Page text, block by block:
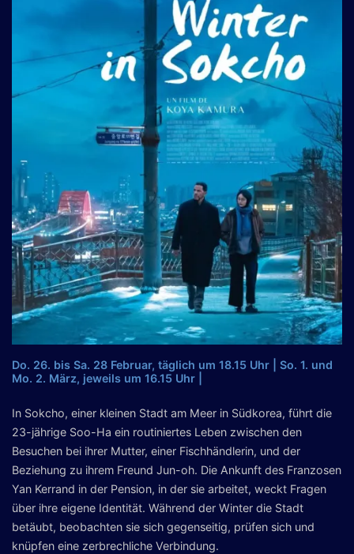
Do. 26. bis Sa. 28 Februar, täglich um 18.15 Uhr | So. 1. und
Mo. 2. März, jeweils um 16.15 Uhr |
In Sokcho, einer kleinen Stadt am Meer in Südkorea, führt die
23-jährige Soo-Ha ein routiniertes Leben zwischen den
Besuchen bei ihrer Mutter, einer Fischhändlerin, und der
Beziehung zu ihrem Freund Jun-oh. Die Ankunft des Franzosen
Yan Kerrand in der Pension, in der sie arbeitet, weckt Fragen
über ihre eigene Identität. Während der Winter die Stadt
betäubt, beobachten sie sich gegenseitig, prüfen sich und
knüpfen eine zerbrechliche Verbindung.